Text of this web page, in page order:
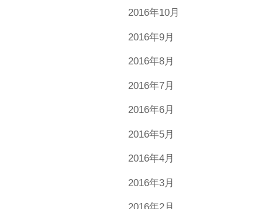
2016年10月
2016年9月
2016年8月
2016年7月
2016年6月
2016年5月
2016年4月
2016年3月